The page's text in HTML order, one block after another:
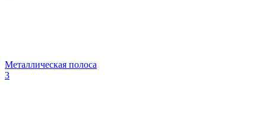
Металлическая полоса
3